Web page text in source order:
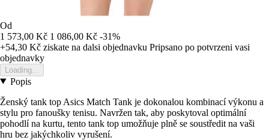
Od
1 573,00 Kč 1 086,00 Kč -31%
+54,30 Kč ziskate na dalsi objednavku Pripsano po potvrzeni vasi
objednavky
Loading...
Popis
Ženský tank top Asics Match Tank je dokonalou kombinací výkonu a
stylu pro fanoušky tenisu. Navržen tak, aby poskytoval optimální
pohodlí na kurtu, tento tank top umožňuje plně se soustředit na vaši
hru bez jakýchkoliv vyrušení.